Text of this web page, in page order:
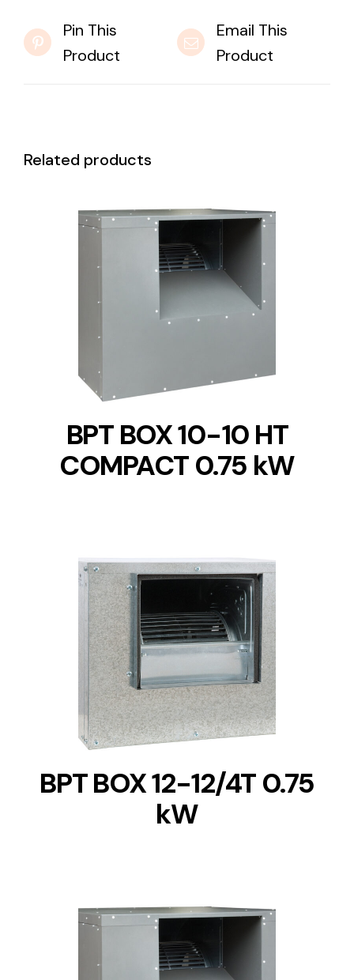
Pin This
Product
Email This
Product
Related products
DETAILS
BPT BOX 10-10 HT
COMPACT 0.75 kW
DETAILS
BPT BOX 12-12/4T 0.75
kW